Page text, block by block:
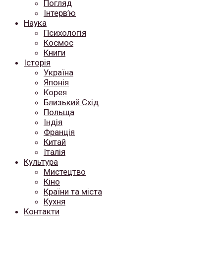
Погляд
Інтерв’ю
Наука
Психологія
Космос
Книги
Історія
Україна
Японія
Корея
Близький Схід
Польща
Індія
Франція
Китай
Італія
Культура
Мистецтво
Кіно
Країни та міста
Кухня
Контакти